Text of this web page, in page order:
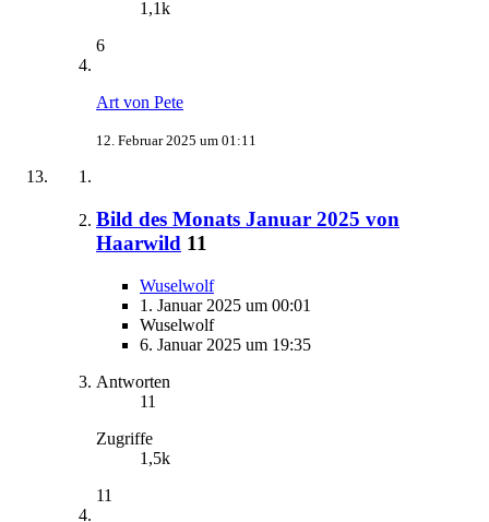
1,1k
6
Art von Pete
12. Februar 2025 um 01:11
Bild des Monats Januar 2025 von
Haarwild 11
Wuselwolf
1. Januar 2025 um 00:01
Wuselwolf
6. Januar 2025 um 19:35
Antworten
11
Zugriffe
1,5k
11